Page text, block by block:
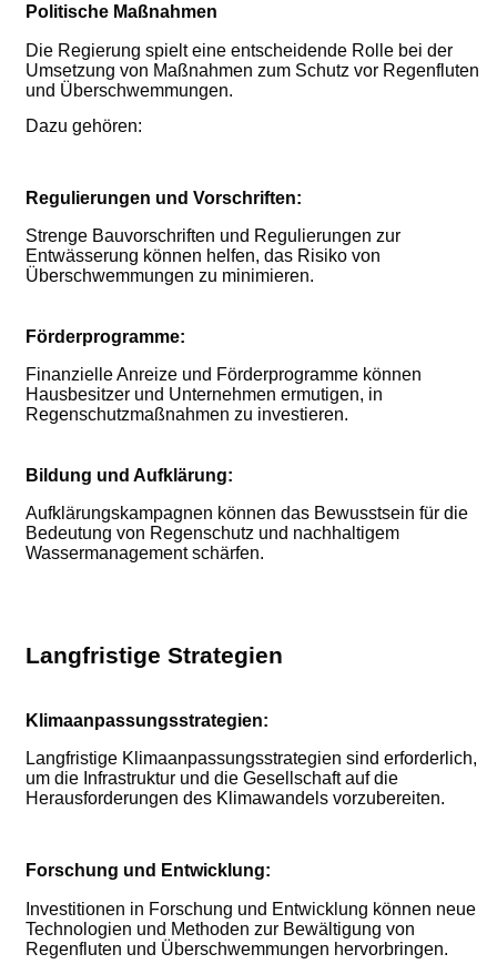
Politische Maßnahmen
Die Regierung spielt eine entscheidende Rolle bei der
Umsetzung von Maßnahmen zum Schutz vor Regenfluten
und Überschwemmungen.
Dazu gehören:
Regulierungen und Vorschriften:
Strenge Bauvorschriften und Regulierungen zur
Entwässerung können helfen, das Risiko von
Überschwemmungen zu minimieren.
Förderprogramme:
Finanzielle Anreize und Förderprogramme können
Hausbesitzer und Unternehmen ermutigen, in
Regenschutzmaßnahmen zu investieren.
Bildung und Aufklärung:
Aufklärungskampagnen können das Bewusstsein für die
Bedeutung von Regenschutz und nachhaltigem
Wassermanagement schärfen.
Langfristige Strategien
Klimaanpassungsstrategien:
Langfristige Klimaanpassungsstrategien sind erforderlich,
um die Infrastruktur und die Gesellschaft auf die
Herausforderungen des Klimawandels vorzubereiten.
Forschung und Entwicklung:
Investitionen in Forschung und Entwicklung können neue
Technologien und Methoden zur Bewältigung von
Regenfluten und Überschwemmungen hervorbringen.